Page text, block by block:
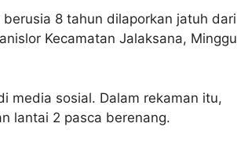
8 tahun dilaporkan jatuh dari
Kecamatan Jalaksana, Minggu
media sosial. Dalam rekaman itu,
lantai 2 pasca berenang.